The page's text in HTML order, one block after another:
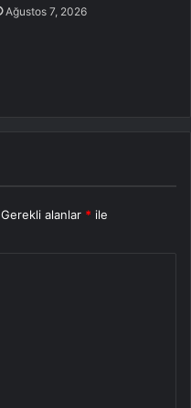
Ağustos 7, 2026
Gerekli alanlar * ile